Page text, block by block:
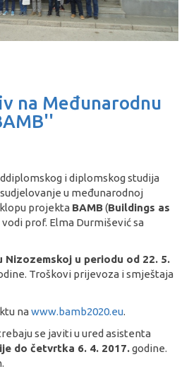
na Međunarodnu
i diplomskog studija
u međunarodnoj
projekta BAMB(Buildings as
vodi prof. Elma Durmišević sa
Nizozemskoj u periodu od 22. 5.
Troškovi prijevoza i smještaja
nawww.bamb2020.eu.
se javiti u ured asistenta
do četvrtka 6. 4. 2017.godine.